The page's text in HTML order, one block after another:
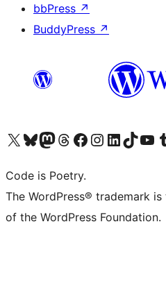
bbPress ↗
BuddyPress ↗
Visita il nostro account X (ex Twitter)
Visita il nostro account Bluesky
Visita il nostro account Mastodon
Visita il nostro account Threads
Visita la nostra pagina Facebook
Visita il nostro account
Visita il nostro account
Visita il nostro account
Visita il
Code is Poetry.
The WordPress® trademark
of the WordPress Foundation.